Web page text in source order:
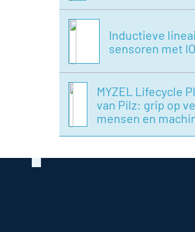
Inductieve
sensoren met
MYZEL Lifecycle
van Pilz: grip op
mensen en